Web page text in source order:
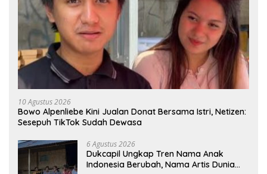
10 Agustus 2026
Bowo Alpenliebe Kini Jualan Donat Bersama Istri, Netizen:
Sesepuh TikTok Sudah Dewasa
6 Agustus 2026
Dukcapil Ungkap Tren Nama Anak
Indonesia Berubah, Nama Artis Dunia